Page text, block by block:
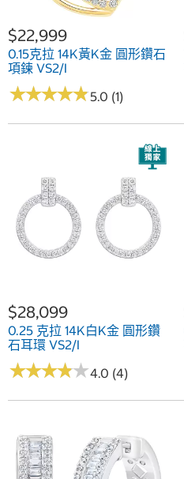
$22,999
0.15克拉 14K黃K金 圓形鑽石
項鍊 VS2/I
★★★★★
★★★★★5.0 (1)
$28,099
0.25 克拉 14K白K金 圓形鑽
石耳環 VS2/I
★★★★★
★★★★★4.0 (4)